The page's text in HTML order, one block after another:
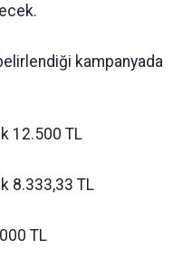
kampanyada
12.500 TL
8.333,33 TL
TL